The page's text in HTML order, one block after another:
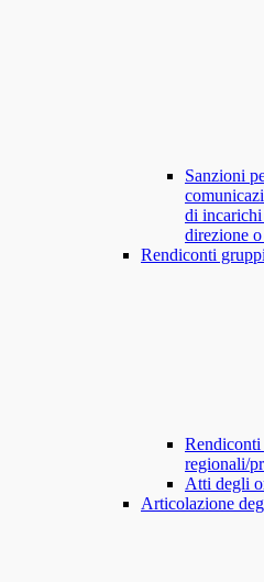
Sanzioni
di
direzione
Rendiconti
regionali/
Atti degli
Articolazione